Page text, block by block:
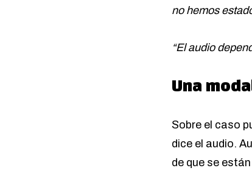
no hemos
“El audio
Una
Sobre el caso
dice el audio.
de que se